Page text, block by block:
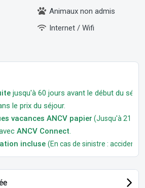
Animaux non admis
Internet / Wifi
jusqu'à 60 jours avant le début du
le prix du séjour.
vacances ANCV papier (Jusqu'à 21
ANCV Connect
incluse (En cas de sinistre : accident,